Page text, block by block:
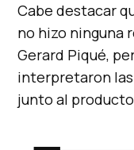
Cabe destacar
no hizo ninguna
Gerard Piqué,
interpretaron
junto al